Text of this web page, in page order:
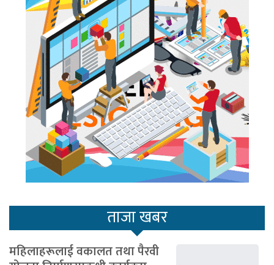
ताजा खबर
महिलाहरूलाई वकालत तथा पैरवी